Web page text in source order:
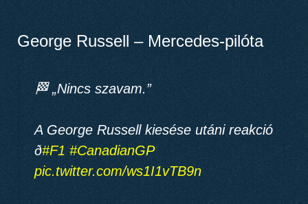
George Russell – Mercedes-pilóta
🏁 „Nincs szavam.”
A George Russell kiesése utáni reakció
ð#F1 #CanadianGP
pic.twitter.com/ws1I1vTB9n